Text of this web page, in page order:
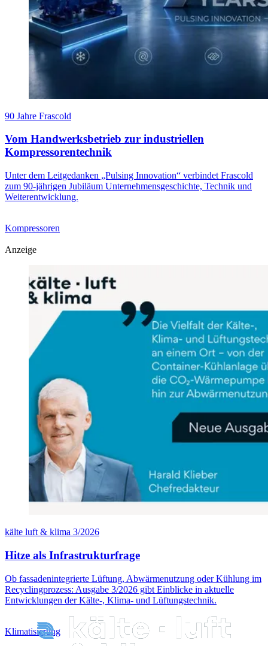
90 Jahre Frascold
Vom Handwerksbetrieb zur industriellen
Kompressorentechnik
Unter dem Leitgedanken „Pulsing Innovation“ verbindet Frascold
zum 90-jährigen Jubiläum Unternehmensgeschichte, Technik und
Weiterentwicklung.
Kompressoren
Anzeige
kälte luft & klima 3/2026
Hitze als Infrastrukturfrage
Ob fassadenintegrierte Lüftung, Abwärmenutzung oder Kühlung im
Recyclingprozess: Ausgabe 3/2026 gibt Einblicke in aktuelle
Entwicklungen der Kälte-, Klima- und Lüftungstechnik.
Klimatisierung